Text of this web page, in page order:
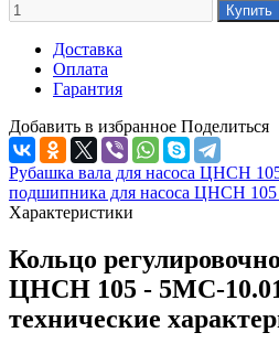
Доставка
Оплата
Гарантия
Добавить в избранное Поделиться
Рубашка вала для насоса ЦНСН
подшипника для насоса ЦНСН
Характеристики
Кольцо
ЦНСН 105 - 5МС-
технические